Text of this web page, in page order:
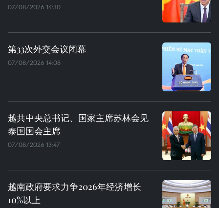
07/08/2026 14:30
第33次外交会议闭幕
07/08/2026 14:08
越共中央总书记、国家主席苏林会见
泰国国会主席
07/08/2026 13:47
越南政府要求力争2026年经济增长
10%以上